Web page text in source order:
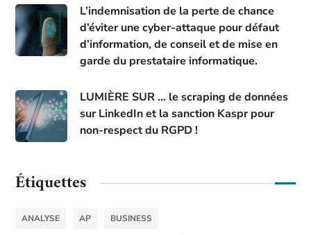
L’indemnisation de la perte de chance
d’éviter une cyber-attaque pour défaut
d’information, de conseil et de mise en
garde du prestataire informatique.
LUMIÈRE SUR … le scraping de données
sur LinkedIn et la sanction Kaspr pour
non-respect du RGPD !
Étiquettes
ANALYSE AP BUSINESS